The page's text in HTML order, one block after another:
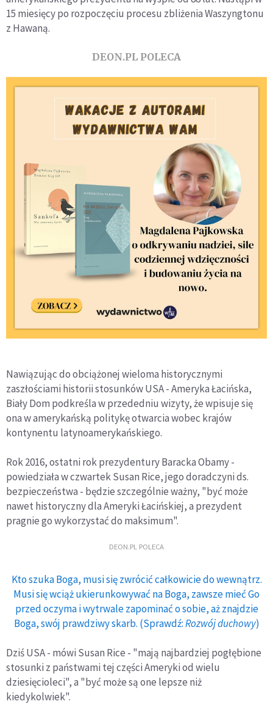
15 miesięcy po rozpoczęciu procesu zbliżenia Waszyngtonu
z Hawaną.
DEON.PL POLECA
Nawiązując do obciążonej wieloma historycznymi
zaszłościami historii stosunków USA - Ameryka Łacińska,
Biały Dom podkreśla w przededniu wizyty, że wpisuje się
ona w amerykańską politykę otwarcia wobec krajów
kontynentu latynoamerykańskiego.
Rok 2016, ostatni rok prezydentury Baracka Obamy -
powiedziała w czwartek Susan Rice, jego doradczyni ds.
bezpieczeństwa - będzie szczególnie ważny, "być może
nawet historyczny dla Ameryki Łacińskiej, a prezydent
pragnie go wykorzystać do maksimum".
DEON.PL POLECA
Kto szuka Boga, musi się zwrócić całkowicie do wewnątrz.
Musi się wciąż ukierunkowywać na Boga, zawsze mieć Go
przed oczyma i wytrwale zapominać o sobie, aż znajdzie
Boga, swój prawdziwy skarb. (Sprawdź:Rozwój duchowy)
Dziś USA - mówi Susan Rice - "mają najbardziej pogłębione
stosunki z państwami tej części Ameryki od wielu
dziesięcioleci", a "być może są one lepsze niż
kiedykolwiek".